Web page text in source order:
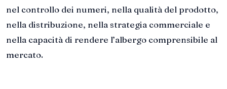
nel controllo dei numeri, nella qualità del prodotto,
nella distribuzione, nella strategia commerciale e
nella capacità di rendere l’albergo comprensibile al
mercato.